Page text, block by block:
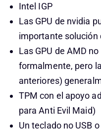
Intel IGP
Las GPU de nvidia
importante solución
Las GPU de AMD
formalmente, pero
anteriores)
TPM con el apoyo
para Anti Evil Maid)
Un teclado no USB